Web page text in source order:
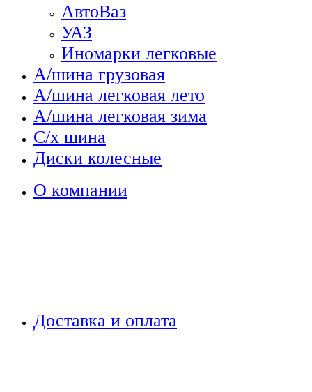
АвтоВаз
УАЗ
Иномарки легковые
А/шина грузовая
А/шина легковая лето
А/шина легковая зима
С/х шина
Диски колесные
О компании
Доставка и оплата